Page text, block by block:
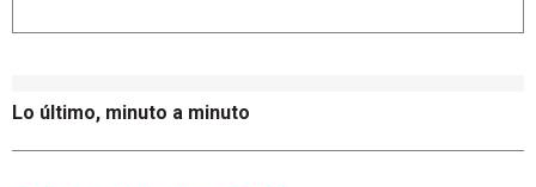
Lo último, minuto a minuto